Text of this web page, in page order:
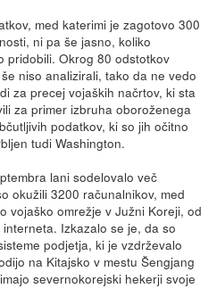
med katerimi je zagotovo 300
ni pa še jasno, koliko
pridobili. Okrog 80 odstotkov
niso analizirali, tako da ne vedo
za precej vojaških načrtov, ki sta
za primer izbruha oboroženega
podatkov, ki so jih očitno
tudi Washington.
lani sodelovalo več
okužili 3200 računalnikov, med
vojaško omrežje v Južni Koreji, od
Izkazalo se je, da so
podjetja, ki je vzdrževalo
na Kitajsko v mestu Šengjang
severnokorejski hekerji svoje